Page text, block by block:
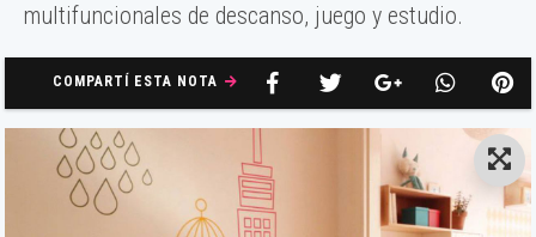
multifuncionales de descanso, juego y estudio.
COMPARTÍ ESTA NOTA